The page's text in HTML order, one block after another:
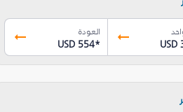
USD
العودة
USD 554*